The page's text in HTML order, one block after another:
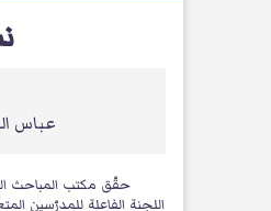
عباس
حقّق مكتب المباحث
اللجنة الفاعلة للمدرّسين